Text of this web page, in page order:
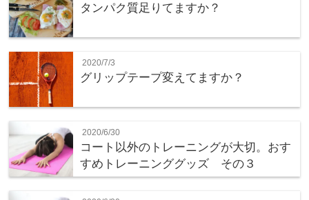
タンパク質足りてますか？
2020/7/3
グリップテープ変えてますか？
2020/6/30
コート以外のトレーニングが大切。おす
すめトレーニンググッズ その３